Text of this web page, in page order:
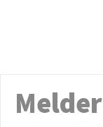
Melder